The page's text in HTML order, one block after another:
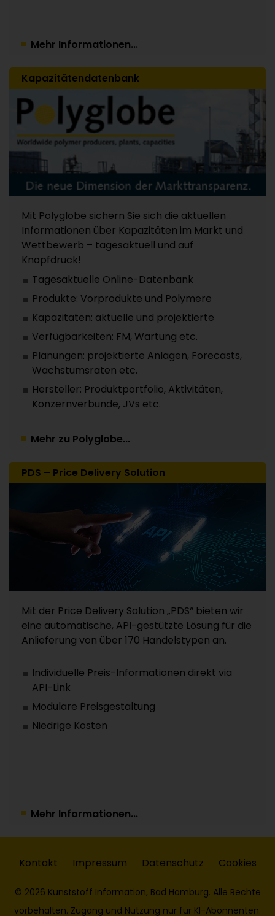
Mehr Informationen...
Kapazitätendatenbank
Mit Polyglobe sichern Sie sich die aktuellen
Informationen über Kapazitäten im Markt und
Wettbewerb – tagesaktuell und auf
Knopfdruck!
Tagesaktuelle Online-Datenbank
Produkte: Vorprodukte und Polymere
Kapazitäten: aktuelle und projektierte
Verfügbarkeiten: FM, Wartung etc.
Planungen: projektierte Anlagen, Forecasts,
Wachstumsraten etc.
Hersteller: Produktportfolio, Aktivitäten,
Konzernverbunde, JVs etc.
Mehr zu Polyglobe...
PDS – Price Delivery Solution
Mit der Price Delivery Solution „PDS“ bieten wir
eine automatische, API-gestützte Lösung für die
Anlieferung von über 170 Handelstypen an.
Individuelle Preis-Informationen direkt via
API-Link
Modulare Preisgestaltung
Niedrige Kosten
Mehr Informationen...
Kontakt Impressum Datenschutz Cookies
© 2026 Kunststoff Information, Bad Homburg. Alle Rechte
vorbehalten. Zugang und Nutzung nur für KI-Abonnenten.